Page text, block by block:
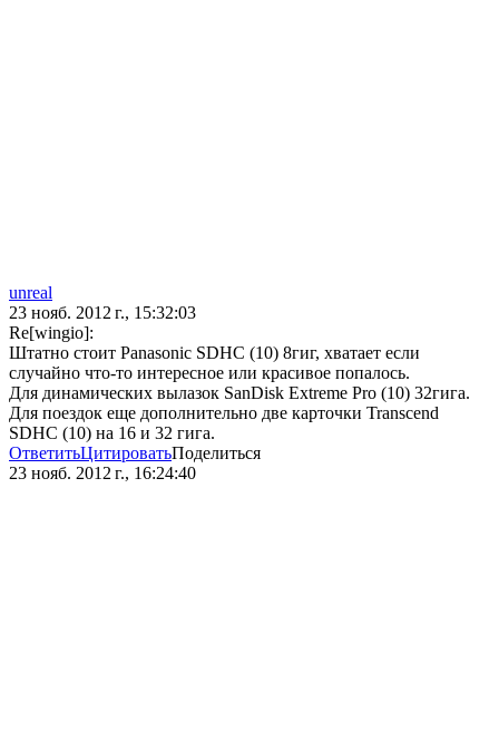
unreal
23 нояб. 2012 г., 15:32:03
Re[wingio]:
Штатно стоит Panasonic SDHC (10) 8гиг, хватает если
случайно что-то интересное или красивое попалось.
Для динамических вылазок SanDisk Extreme Pro (10) 32гига.
Для поездок еще дополнительно две карточки Transcend
SDHC (10) на 16 и 32 гига.
ОтветитьЦитироватьПоделиться
23 нояб. 2012 г., 16:24:40